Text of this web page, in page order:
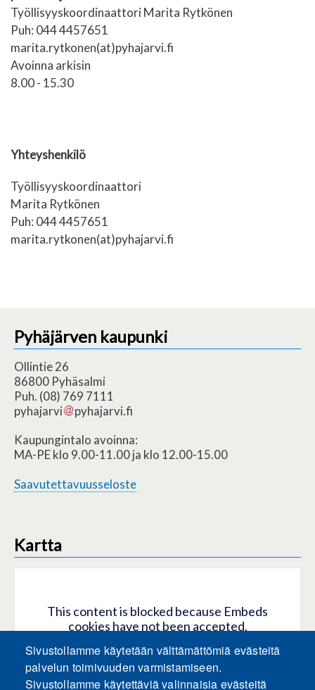
Työllisyyskoordinaattori Marita Rytkönen
Puh: 044 4457651
marita.rytkonen(at)pyhajarvi.fi
Avoinna arkisin
8.00 - 15.30
Yhteyshenkilö
Työllisyyskoordinaattori
Marita Rytkönen
Puh: 044 4457651
marita.rytkonen(at)pyhajarvi.fi
Pyhäjärven kaupunki
Ollintie 26
86800 Pyhäsalmi
Puh. (08) 769 7111
pyhajarvi
pyhajarvi.fi
Kaupungintalo avoinna:
MA-PE klo 9.00-11.00 ja klo 12.00-15.00
Saavutettavuusseloste
Kartta
This content is blocked because Embeds
cookies have not been accepted.
HYVÄKSY KAIKKI EVÄSTEET
Sivustollamme käytetään välttämättömiä evästeitä
palvelun toimivuuden varmistamiseen.
Sivustollamme käytettäviä valinnaisia evästeitä